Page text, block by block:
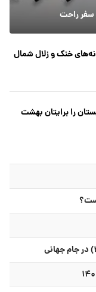
سفر راحت
خنک و زلال شمال
را برایتان بهشت